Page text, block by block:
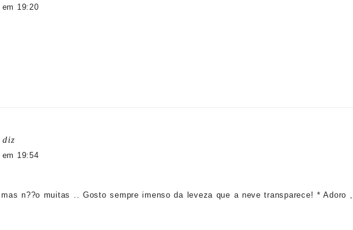
19:20
diz
19:54
n??o muitas .. Gosto sempre imenso da leveza que a neve transparece! * Adoro ,